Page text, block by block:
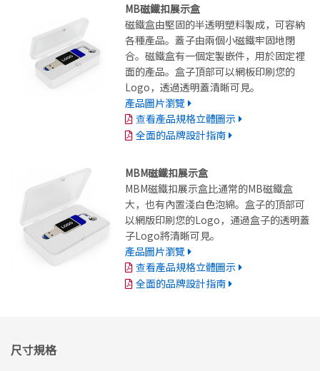
MB磁鐵扣展示盒
磁鐵盒由堅固的半透明塑料製成，可容納
各種產品。蓋子由兩個小磁鐵牢固地閉
合。磁鐵盒有一個定製嵌件，用於固定裡
面的產品。盒子頂部可以網板印刷您的
Logo，透過透明蓋清晰可見。
產品圖片瀏覽
查看產品規格立體圖示
全面的品牌設計指南
MBM磁鐵扣展示盒
MBM磁鐵扣展示盒比通常的MB磁鐵盒
大，也有內置淺白色泡綿。盒子的頂部可
以網版印刷您的Logo，通過盒子的透明蓋
子Logo將清晰可見。
產品圖片瀏覽
查看產品規格立體圖示
全面的品牌設計指南
尺寸規格